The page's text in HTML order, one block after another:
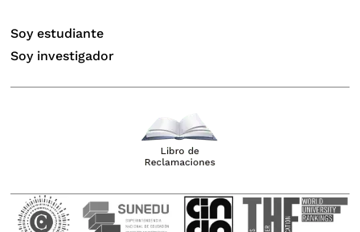
Soy estudiante
Soy investigador